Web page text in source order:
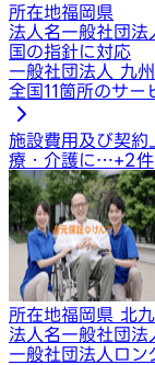
所在地福岡県
法人名一般社団法
国の指針に対応
一般社団法人 九
全国11箇所のサー
施設費用及び契
療・介護に…+2件
所在地福岡県 北
法人名一般社団法
一般社団法人ロン